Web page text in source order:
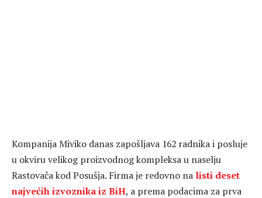
Kompanija Miviko danas zapošljava 162 radnika i posluje
u okviru velikog proizvodnog kompleksa u naselju
Rastovača kod Posušja. Firma je redovno na listi deset
najvećih izvoznika iz BiH, a prema podacima za prva